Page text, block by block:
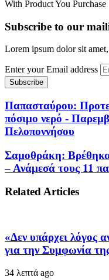
With Product You Purchase
Subscribe to our
Lorem ipsum dolor sit amet,
Enter your Email address
Παπασταύρου:
πόσιμο νερό -
Πελοποννήσου
Σαμοθράκη:
– Ανάμεσά τους 11
Related Articles
«Δεν υπάρχει λόγος
για την Συμφωνία
34 λεπτά ago